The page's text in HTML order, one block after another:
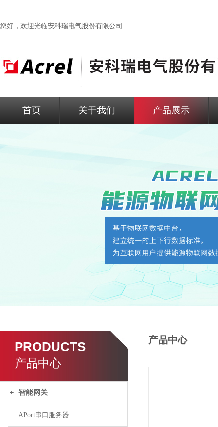
您好，欢迎光临安科瑞电气股份有限公司
首页 关于我们 产品展示
PRODUCTS
产品中心
智能网关
APort串口服务器
产品中心